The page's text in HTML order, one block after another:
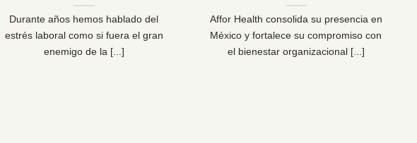
Durante años hemos hablado del
estrés laboral como si fuera el gran
enemigo de la [...]
Affor Health consolida su presencia en
México y fortalece su compromiso con
el bienestar organizacional [...]